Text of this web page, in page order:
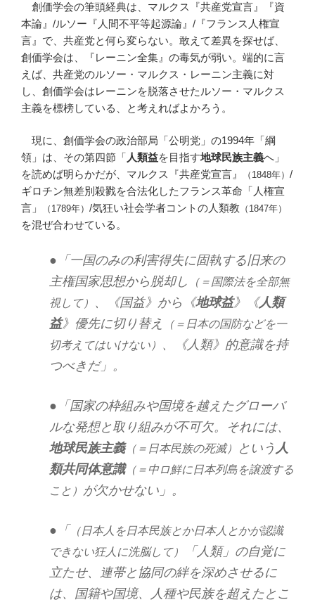
創価学会の筆頭経典は、マルクス『共産党宣言』『資
本論』/ルソー『人間不平等起源論』/『フランス人権宣
言』で、共産党と何ら変らない。敢えて差異を探せば、
創価学会は、『レーニン全集』の毒気が弱い。端的に言
えば、共産党のルソー・マルクス・レーニン主義に対
し、創価学会はレーニンを脱落させたルソー・マルクス
主義を標榜している、と考えればよかろう。
現に、創価学会の政治部局「公明党」の1994年「綱
領」は、その第四節「 人類益を目指す地球民族主義へ」
を読めば明らかだが、マルクス『共産党宣言』
（1848年） /
ギロチン無差別殺戮を合法化したフランス革命「人権宣
言」
（1789年） /気狂い社会学者コントの人類教 （1847年）
を混ぜ合わせている。
●「一国のみの利害得失に固執する旧来の
主権国家思想から脱却し
（＝国際法を全部無
視して）
、《国益》から《地球益》《人類
益》優先に切り替え
（＝日本の国防などを一
切考えてはいけない）
、《人類》的意識を持
つべきだ」。
●「国家の枠組みや国境を越えたグローバ
ルな発想と取り組みが不可欠。それには、
地球民族主義（＝日本民族の死滅） という 人
類共同体意識（＝中ロ鮮に日本列島を譲渡する
こと）
が欠かせない」。
●「
（日本人を日本民族とか日本人とかが認識
できない狂人に洗脳して）
「人類」の自覚に
立たせ、連帯と協同の絆を深めさせるに
は、国籍や国境、人種や民族を超えたとこ